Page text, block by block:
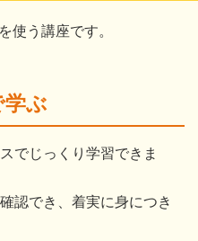
使う講座です。
ぶ
でじっくり学習できま
認でき、着実に身につき